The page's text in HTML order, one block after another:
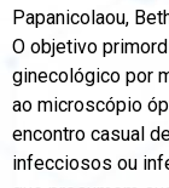
Papanicolaou,
O objetivo
ginecológico por
ao microscópio
encontro casual
infecciosos ou